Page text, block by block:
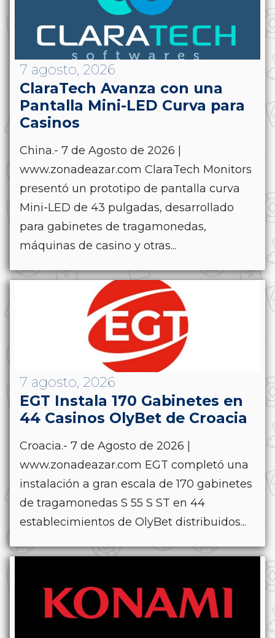
7 agosto, 2026
ClaraTech Avanza con una
Pantalla Mini-LED Curva para
Casinos
China.- 7 de Agosto de 2026 |
www.zonadeazar.com ClaraTech Monitors
presentó un prototipo de pantalla curva
Mini-LED de 43 pulgadas, desarrollado
para gabinetes de tragamonedas,
máquinas de casino y otras...
7 agosto, 2026
EGT Instala 170 Gabinetes en
44 Casinos OlyBet de Croacia
Croacia.- 7 de Agosto de 2026 |
www.zonadeazar.com EGT completó una
instalación a gran escala de 170 gabinetes
de tragamonedas S 55 S ST en 44
establecimientos de OlyBet distribuidos...